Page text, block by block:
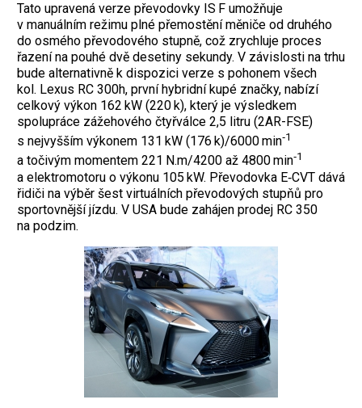
Tato upravená verze převodovky IS F umožňuje
v manuálním režimu plné přemostění měniče od druhého
do osmého převodového stupně, což zrychluje proces
řazení na pouhé dvě desetiny sekundy. V závislosti na trhu
bude alternativně k dispozici verze s pohonem všech
kol. Lexus RC 300h, první hybridní kupé značky, nabízí
celkový výkon 162 kW (220 k), který je výsledkem
spolupráce zážehového čtyřválce 2,5 litru (2AR-FSE)
s nejvyšším výkonem 131 kW (176 k)/6000 min‑1
a točivým momentem 221 N.m/4200 až 4800 min‑1
a elektromotoru o výkonu 105 kW. Převodovka E‑CVT dává
řidiči na výběr šest virtuálních převodových stupňů pro
sportovnější jízdu. V USA bude zahájen prodej RC 350
na podzim.